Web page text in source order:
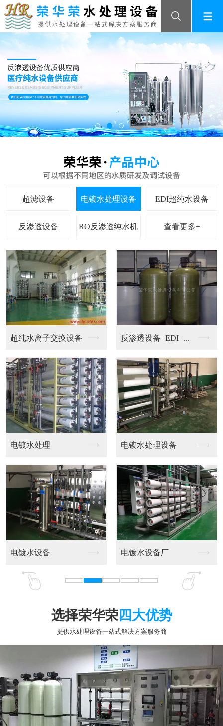
查看更多+
钟表，珠宝，电镀加工... 钟表清洗超纯水设备
EDI设备 超纯水机械设备
选择荣华荣四大优势
提供水处理设备一站式解决方案服务商
专业十五年行业经验
专业从事水处理设备制造与工程安装，工厂开业至
今以有多年，拥有经验丰富的生产车间及大批工程技术
人员。承接各类水处理工程设计、规划及安装、调试；